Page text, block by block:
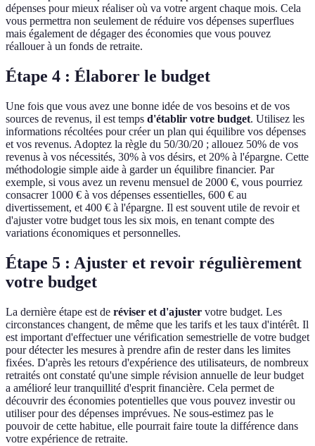
dépenses pour mieux réaliser où va votre argent chaque mois. Cela
vous permettra non seulement de réduire vos dépenses superflues
mais également de dégager des économies que vous pouvez
réallouer à un fonds de retraite.
Étape 4 : Élaborer le budget
Une fois que vous avez une bonne idée de vos besoins et de vos
sources de revenus, il est temps d'établir votre budget. Utilisez les
informations récoltées pour créer un plan qui équilibre vos dépenses
et vos revenus. Adoptez la règle du 50/30/20 ; allouez 50% de vos
revenus à vos nécessités, 30% à vos désirs, et 20% à l'épargne. Cette
méthodologie simple aide à garder un équilibre financier. Par
exemple, si vous avez un revenu mensuel de 2000 €, vous pourriez
consacrer 1000 € à vos dépenses essentielles, 600 € au
divertissement, et 400 € à l'épargne. Il est souvent utile de revoir et
d'ajuster votre budget tous les six mois, en tenant compte des
variations économiques et personnelles.
Étape 5 : Ajuster et revoir régulièrement
votre budget
La dernière étape est de réviser et d'ajuster votre budget. Les
circonstances changent, de même que les tarifs et les taux d'intérêt. Il
est important d'effectuer une vérification semestrielle de votre budget
pour détecter les mesures à prendre afin de rester dans les limites
fixées. D'après les retours d'expérience des utilisateurs, de nombreux
retraités ont constaté qu'une simple révision annuelle de leur budget
a amélioré leur tranquillité d'esprit financière. Cela permet de
découvrir des économies potentielles que vous pouvez investir ou
utiliser pour des dépenses imprévues. Ne sous-estimez pas le
pouvoir de cette habitue, elle pourrait faire toute la différence dans
votre expérience de retraite.